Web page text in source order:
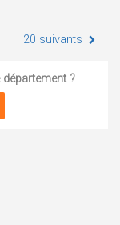
20 suivants
?